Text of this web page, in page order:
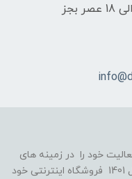
ساعات پاسخگویی از ساعت 8 صبح الی 18 عصر بجز
دنیای ابزار مالمیر از سال 1388 فعالیت خود را در زمینه های
فروش و تعمیرات تخصصی ابزار آغاز و سال 1401 فروشگاه اینترنتی خود